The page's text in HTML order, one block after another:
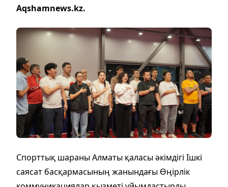
Aqshamnews.kz.
Спорттық шараны Алматы қаласы әкімдігі Ішкі
саясат басқармасының жанындағы Өңірлік